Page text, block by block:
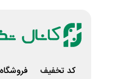
کد تخفیف